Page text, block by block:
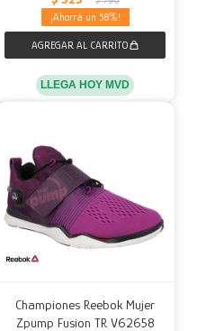
58
LLEGA HOY MVD
Championes Reebok Mujer
Zpump Fusion TR V62658